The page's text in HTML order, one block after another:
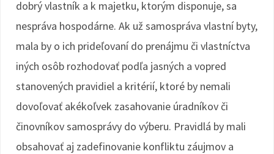
dobrý vlastník a k majetku, ktorým disponuje, sa
nespráva hospodárne. Ak už samospráva vlastní byty,
mala by o ich prideľovaní do prenájmu či vlastníctva
iných osôb rozhodovať podľa jasných a vopred
stanovených pravidiel a kritérií, ktoré by nemali
dovoľovať akékoľvek zasahovanie úradníkov či
činovníkov samosprávy do výberu. Pravidlá by mali
obsahovať aj zadefinovanie konfliktu záujmov a